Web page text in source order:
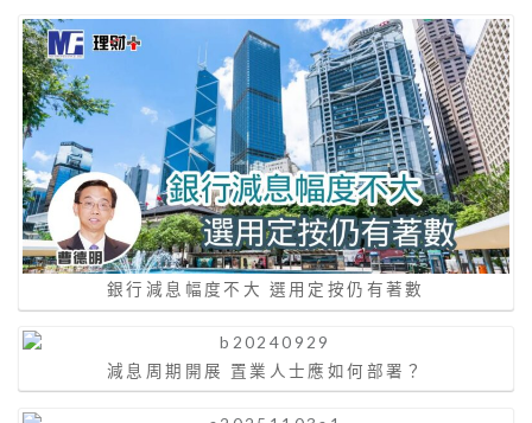
銀行減息幅度不大 選用定按仍有著數
減息周期開展 置業人士應如何部署？